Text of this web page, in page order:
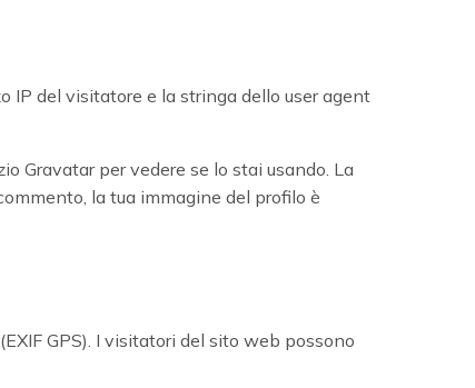
IP del visitatore e la stringa dello user agent
Gravatar per vedere se lo stai usando. La
la tua immagine del profilo è
GPS). I visitatori del sito web possono